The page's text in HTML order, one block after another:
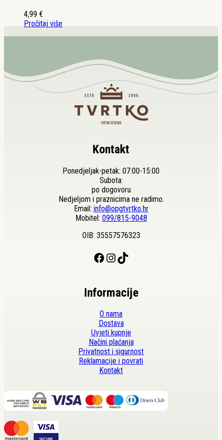
4,99 €
Pročitaj više
Kontakt
Ponedjeljak-petak: 07:00-15:00
Subota:
po dogovoru
Nedjeljom i praznicima ne radimo.
Email: info@opgtvrtko.hr
Mobitel: 099/815-9048
OIB: 35557576323
Facebook Instagram TikTok
Informacije
O nama
Dostava
Uvjeti kupnje
Načini plaćanja
Privatnost i sigurnost
Reklamacije i povrati
Kontakt